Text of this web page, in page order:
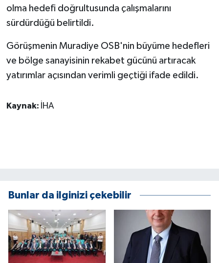
olma hedefi doğrultusunda çalışmalarını
sürdürdüğü belirtildi.
Görüşmenin Muradiye OSB'nin büyüme hedefleri
ve bölge sanayisinin rekabet gücünü artıracak
yatırımlar açısından verimli geçtiği ifade edildi.
Kaynak: İHA
Bunlar da ilginizi çekebilir